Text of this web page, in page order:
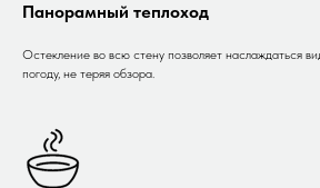
Панорамный теплоход
Остекление во всю стену позволяет наслаждаться
погоду, не теряя обзора.